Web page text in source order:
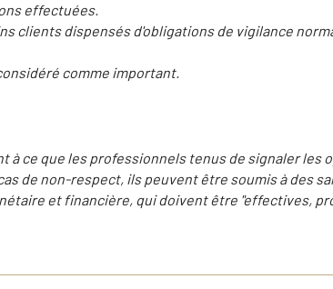
effectuées.
clients dispensés d'obligations de vigilance
comme important.
ce que les professionnels tenus de signaler les
de non-respect, ils peuvent être soumis à des
et financière, qui doivent être "effectives,